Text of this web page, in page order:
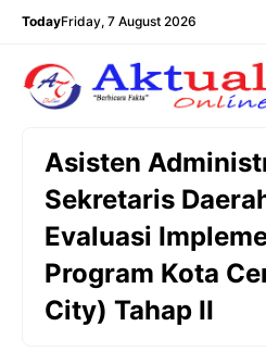
Langsung
TodayFriday, 7 August 2026
Asisten
Sekretaris
Evaluasi
Program Kota
City) Tahap II